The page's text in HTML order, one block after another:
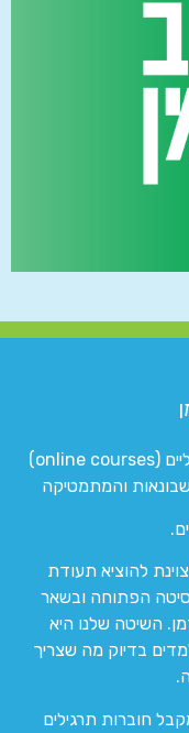
המרכז המוביל והמקצועי לקורסים דיגיטליים (online courses)
והמתמטיקה
להוציא תעודת
הפתוחה ובשאר
השיטה שלנו היא
בדיוק מה שצריך
חוברות תרגילים